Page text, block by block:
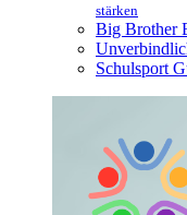
stärken
Big Brother
Schulsport